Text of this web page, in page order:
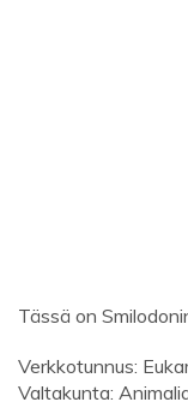
Tässä on
Verkkotunnus:
Valtakunta: